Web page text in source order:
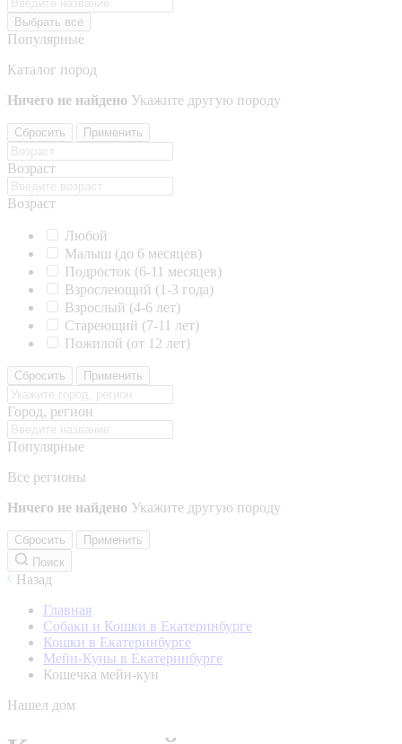
Выбрать все
Популярные
Каталог пород
Ничего не найдено Укажите другую породу
Сбросить Применить
Возраст
Возраст
Любой
Малыш (до 6 месяцев)
Подросток (6-11 месяцев)
Взрослеющий (1-3 года)
Взрослый (4-6 лет)
Стареющий (7-11 лет)
Пожилой (от 12 лет)
Сбросить Применить
Город, регион
Популярные
Все регионы
Ничего не найдено Укажите другую породу
Сбросить
Применить
Поиск
Назад
Главная
Собаки и Кошки в Екатеринбурге
Кошки в Екатеринбурге
Мейн-Куны в Екатеринбурге
Кошечка мейн-кун
Нашел дом